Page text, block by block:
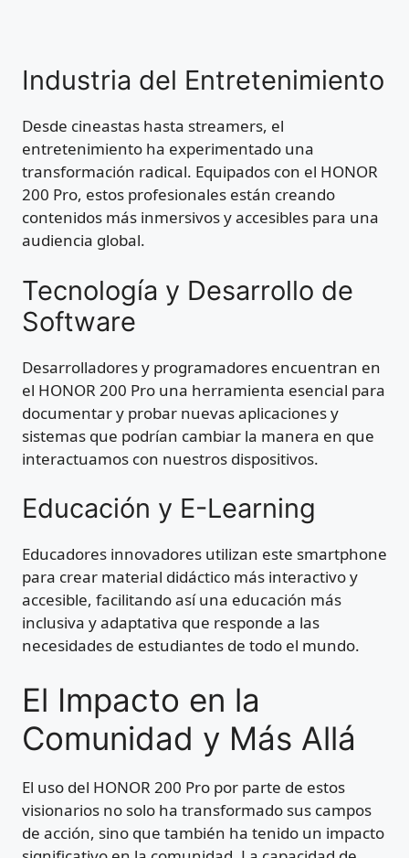
Industria del Entretenimiento
Desde cineastas hasta streamers, el
entretenimiento ha experimentado una
transformación radical. Equipados con el HONOR
200 Pro, estos profesionales están creando
contenidos más inmersivos y accesibles para una
audiencia global.
Tecnología y Desarrollo de
Software
Desarrolladores y programadores encuentran en
el HONOR 200 Pro una herramienta esencial para
documentar y probar nuevas aplicaciones y
sistemas que podrían cambiar la manera en que
interactuamos con nuestros dispositivos.
Educación y E-Learning
Educadores innovadores utilizan este smartphone
para crear material didáctico más interactivo y
accesible, facilitando así una educación más
inclusiva y adaptativa que responde a las
necesidades de estudiantes de todo el mundo.
El Impacto en la
Comunidad y Más Allá
El uso del HONOR 200 Pro por parte de estos
visionarios no solo ha transformado sus campos
de acción, sino que también ha tenido un impacto